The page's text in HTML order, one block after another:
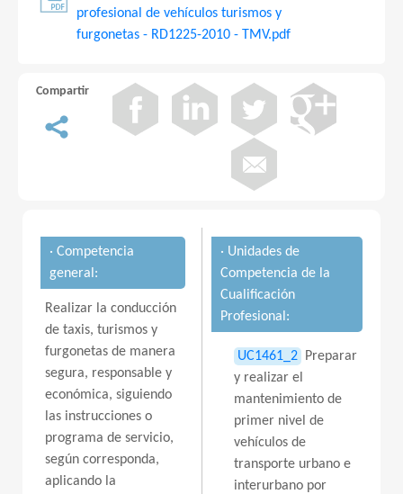
profesional de vehículos turismos y
furgonetas - RD1225-2010 - TMV.pdf
Compartir
· Competencia
general:
Realizar la conducción
de taxis, turismos y
furgonetas de manera
segura, responsable y
económica, siguiendo
las instrucciones o
programa de servicio,
según corresponda,
aplicando la
· Unidades de
Competencia de la
Cualificación
Profesional:
UC1461_2
Preparar
y realizar el
mantenimiento de
primer nivel de
vehículos de
transporte urbano e
interurbano por